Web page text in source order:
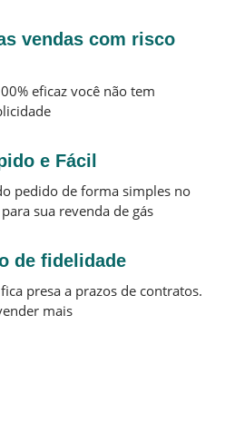
vendas com risco
eficaz você não tem
e Fácil
pedido de forma simples no
sua revenda de gás
de fidelidade
presa a prazos de contratos.
mais